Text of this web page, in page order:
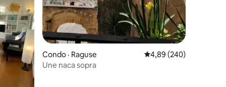
Condo · Raguse Note moyenne de
4,89 (240)
Une naca sopra